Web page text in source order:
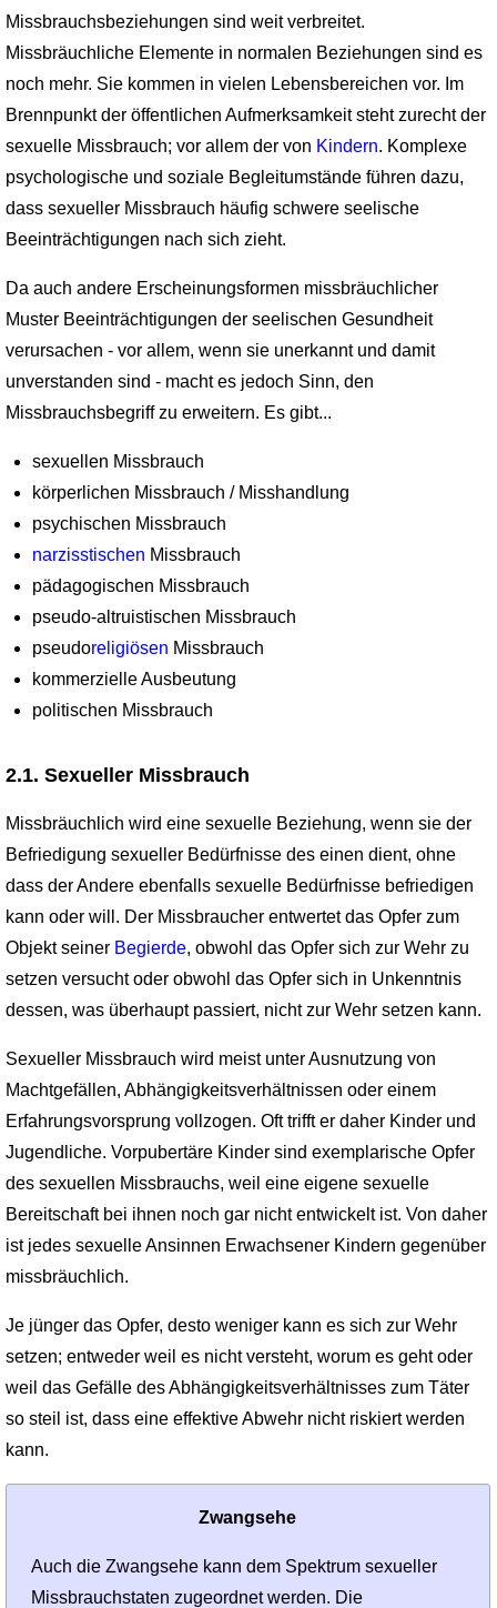
Missbrauchsbeziehungen sind weit verbreitet.
Missbräuchliche Elemente in normalen Beziehungen sind es
noch mehr. Sie kommen in vielen Lebensbereichen vor. Im
Brennpunkt der öffentlichen Aufmerksamkeit steht zurecht der
sexuelle Missbrauch; vor allem der von Kindern. Komplexe
psychologische und soziale Begleitumstände führen dazu,
dass sexueller Missbrauch häufig schwere seelische
Beeinträchtigungen nach sich zieht.
Da auch andere Erscheinungsformen missbräuchlicher
Muster Beeinträchtigungen der seelischen Gesundheit
verursachen - vor allem, wenn sie unerkannt und damit
unverstanden sind - macht es jedoch Sinn, den
Missbrauchsbegriff zu erweitern. Es gibt...
sexuellen Missbrauch
körperlichen Missbrauch / Misshandlung
psychischen Missbrauch
narzisstischen Missbrauch
pädagogischen Missbrauch
pseudo-altruistischen Missbrauch
pseudoreligiösen Missbrauch
kommerzielle Ausbeutung
politischen Missbrauch
2.1. Sexueller Missbrauch
Missbräuchlich wird eine sexuelle Beziehung, wenn sie der
Befriedigung sexueller Bedürfnisse des einen dient, ohne
dass der Andere ebenfalls sexuelle Bedürfnisse befriedigen
kann oder will. Der Missbraucher entwertet das Opfer zum
Objekt seiner Begierde, obwohl das Opfer sich zur Wehr zu
setzen versucht oder obwohl das Opfer sich in Unkenntnis
dessen, was überhaupt passiert, nicht zur Wehr setzen kann.
Sexueller Missbrauch wird meist unter Ausnutzung von
Machtgefällen, Abhängigkeits­verhältnissen oder einem
Erfahrungsvorsprung vollzogen. Oft trifft er daher Kinder und
Jugendliche. Vorpubertäre Kinder sind exemplarische Opfer
des sexuellen Missbrauchs, weil eine eigene sexuelle
Bereitschaft bei ihnen noch gar nicht entwickelt ist. Von daher
ist jedes sexuelle Ansinnen Erwachsener Kindern gegenüber
missbräuchlich.
Je jünger das Opfer, desto weniger kann es sich zur Wehr
setzen; entweder weil es nicht versteht, worum es geht oder
weil das Gefälle des Abhängigkeitsverhältnisses zum Täter
so steil ist, dass eine effektive Abwehr nicht riskiert werden
kann.
Zwangsehe
Auch die Zwangsehe kann dem Spektrum sexueller
Missbrauchstaten zugeordnet werden. Die